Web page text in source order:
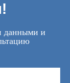
данными и